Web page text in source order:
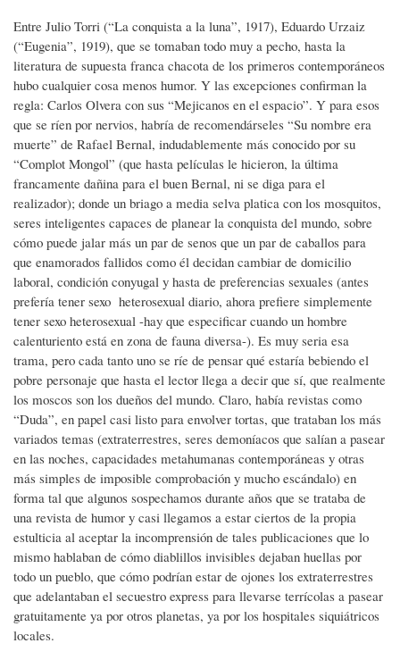
Entre Julio Torri (“La conquista a la luna”, 1917), Eduardo Urzaiz
(“Eugenia”, 1919), que se tomaban todo muy a pecho, hasta la
literatura de supuesta franca chacota de los primeros contemporáneos
hubo cualquier cosa menos humor. Y las excepciones confirman la
regla: Carlos Olvera con sus “Mejicanos en el espacio”. Y para esos
que se ríen por nervios, habría de recomendárseles “Su nombre era
muerte” de Rafael Bernal, indudablemente más conocido por su
“Complot Mongol” (que hasta películas le hicieron, la última
francamente dañina para el buen Bernal, ni se diga para el
realizador); donde un briago a media selva platica con los mosquitos,
seres inteligentes capaces de planear la conquista del mundo, sobre
cómo puede jalar más un par de senos que un par de caballos para
que enamorados fallidos como él decidan cambiar de domicilio
laboral, condición conyugal y hasta de preferencias sexuales (antes
prefería tener sexo heterosexual diario, ahora prefiere simplemente
tener sexo heterosexual -hay que especificar cuando un hombre
calenturiento está en zona de fauna diversa-). Es muy seria esa
trama, pero cada tanto uno se ríe de pensar qué estaría bebiendo el
pobre personaje que hasta el lector llega a decir que sí, que realmente
los moscos son los dueños del mundo. Claro, había revistas como
“Duda”, en papel casi listo para envolver tortas, que trataban los más
variados temas (extraterrestres, seres demoníacos que salían a pasear
en las noches, capacidades metahumanas contemporáneas y otras
más simples de imposible comprobación y mucho escándalo) en
forma tal que algunos sospechamos durante años que se trataba de
una revista de humor y casi llegamos a estar ciertos de la propia
estulticia al aceptar la incomprensión de tales publicaciones que lo
mismo hablaban de cómo diablillos invisibles dejaban huellas por
todo un pueblo, que cómo podrían estar de ojones los extraterrestres
que adelantaban el secuestro express para llevarse terrícolas a pasear
gratuitamente ya por otros planetas, ya por los hospitales siquiátricos
locales.